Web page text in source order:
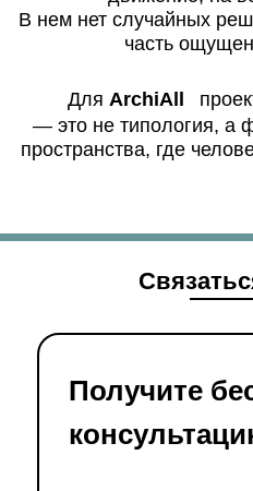
Получите